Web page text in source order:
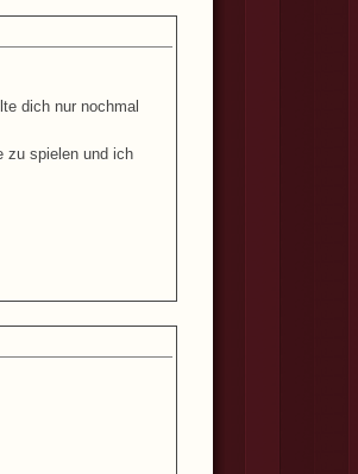
dich nur nochmal
zu spielen und ich